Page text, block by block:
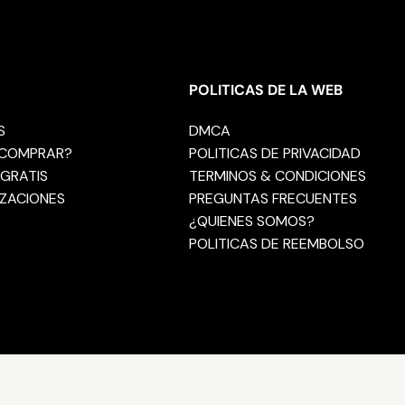
POLITICAS DE LA WEB
DMCA
POLITICAS DE PRIVACIDAD
TERMINOS & CONDICIONES
PREGUNTAS FRECUENTES
¿QUIENES SOMOS?
POLITICAS DE REEMBOLSO